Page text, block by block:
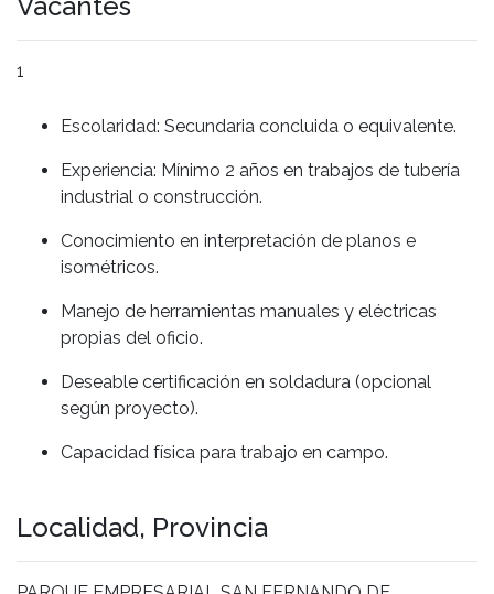
1
Escolaridad: Secundaria concluida o equivalente.
Experiencia: Mínimo 2 años en trabajos de tubería
industrial o construcción.
Conocimiento en interpretación de planos e
isométricos.
Manejo de herramientas manuales y eléctricas
propias del oficio.
Deseable certificación en soldadura (opcional
según proyecto).
Capacidad física para trabajo en campo.
Localidad, Provincia